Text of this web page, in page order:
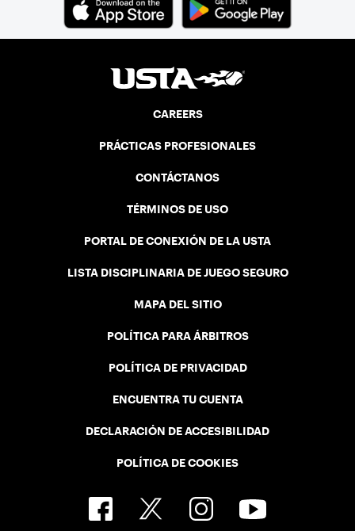
CAREERS
PRÁCTICAS PROFESIONALES
CONTÁCTANOS
TÉRMINOS DE USO
PORTAL DE CONEXIÓN DE LA USTA
LISTA DISCIPLINARIA DE JUEGO SEGURO
MAPA DEL SITIO
POLÍTICA PARA ÁRBITROS
POLÍTICA DE PRIVACIDAD
ENCUENTRA TU CUENTA
DECLARACIÓN DE ACCESIBILIDAD
POLÍTICA DE COOKIES